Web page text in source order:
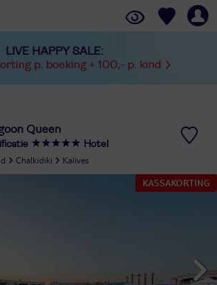
LIVE HAPPY SALE:
p. boeking + 100,- p. kind
Queen
Hotel
Chalkidiki
Kalives
KASSAKORTING